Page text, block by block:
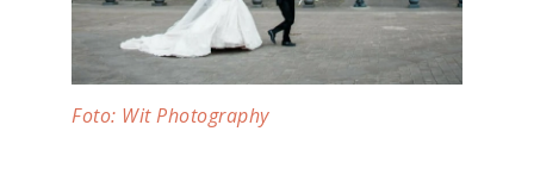
Foto: Wit Photography